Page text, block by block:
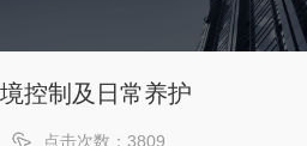
控制及日常养护
点击次数：3809